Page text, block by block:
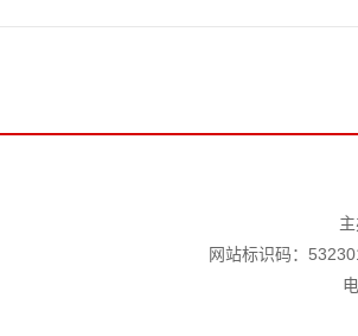
网站标识码：